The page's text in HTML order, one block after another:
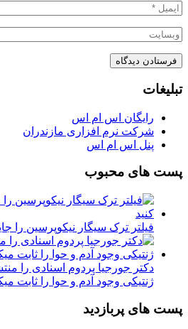
تبلیغات
رایگان اس ام اس
شرکت نرم افزاری مازندران
پنل اس ام اس
پست های محبوب
فیلتر ترک سیگار نیکوپرسین را
دکتر جورجیا پردوم اسنادی را
ژنتیکی وجود آدم و حوا را ثابت
پست های پربازدید